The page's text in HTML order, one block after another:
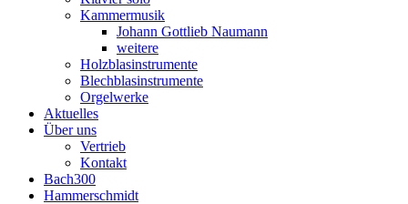
Kammermusik
Johann Gottlieb Naumann
weitere
Holzblasinstrumente
Blechblasinstrumente
Orgelwerke
Aktuelles
Über uns
Vertrieb
Kontakt
Bach300
Hammerschmidt